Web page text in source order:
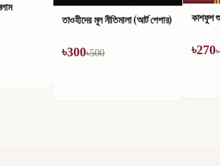
কাশফুশ শুবুহাত
৳270৳450